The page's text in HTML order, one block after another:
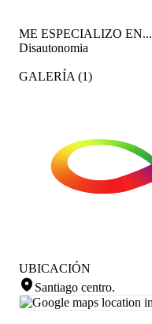
ME ESPECIALIZO EN...
Disautonomia
GALERÍA (1)
UBICACIÓN
Santiago centro.